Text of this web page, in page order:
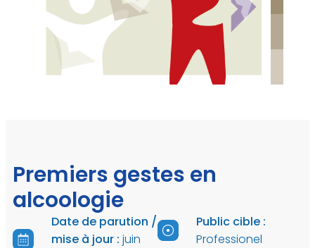
Premiers gestes en
alcoologie
Date de parution /
mise à jour : juin
Public cible :
Professionel